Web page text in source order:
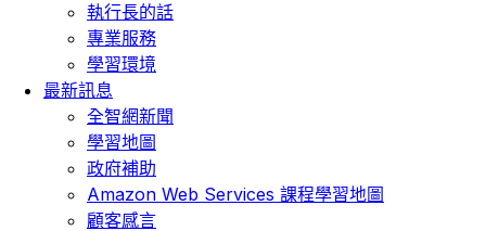
執行長的話
專業服務
學習環境
最新訊息
全智網新聞
學習地圖
政府補助
Amazon Web Services 課程學習地圖
顧客感言